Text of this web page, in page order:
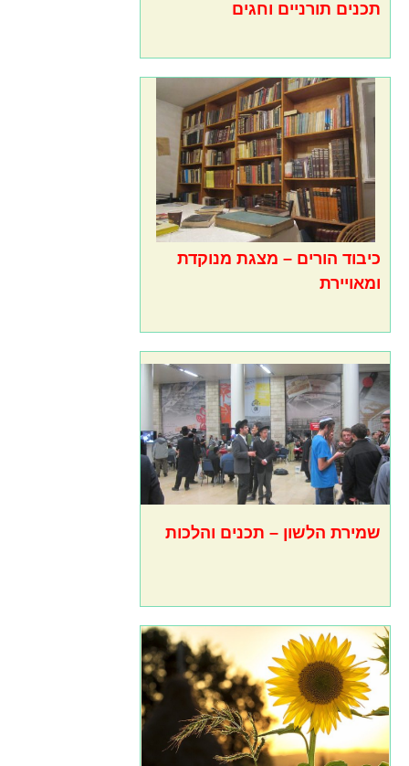
תכנים תורניים וחגים
כיבוד הורים – מצגת מנוקדת
ומאויירת
שמירת הלשון – תכנים והלכות